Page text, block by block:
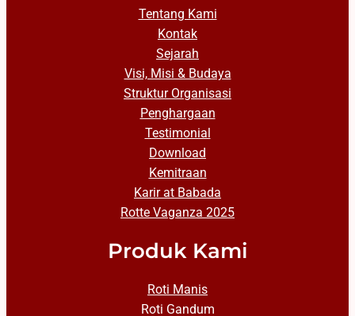
Tentang Kami
Kontak
Sejarah
Visi, Misi & Budaya
Struktur Organisasi
Penghargaan
Testimonial
Download
Kemitraan
Karir at Babada
Rotte Vaganza 2025
Produk Kami
Roti Manis
Roti Gandum